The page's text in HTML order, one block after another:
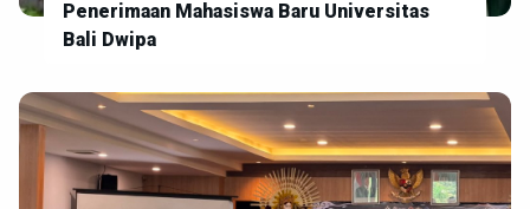
Penerimaan Mahasiswa Baru Universitas
Bali Dwipa